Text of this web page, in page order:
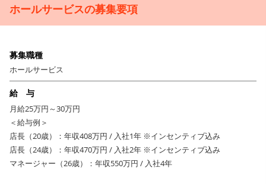
働きやすい、楽しい、は人によって異なるものですよね。
い…という方は固定シフトや時短制度もOK！
逆に、スキルアップやキャリアアップを目指したい方は姉妹店に行ったり
新店舗の立ちあげに携わることも可能です。
あなたの希望、将来ビジョンに合わせて適するステージを準備します。飲
食店で働くのが好き！
そんな気持ちでめいっぱい楽しみながら仕事してください！
ホールサービスの募集要項
募集職種
ホールサービス
給 与
月給25万円～30万円
＜給与例＞
店長（20歳）：年収408万円 / 入社1年 ※インセンティブ込み
店長（24歳）：年収470万円 / 入社2年 ※インセンティブ込み
マネージャー（26歳）：年収550万円 / 入社4年